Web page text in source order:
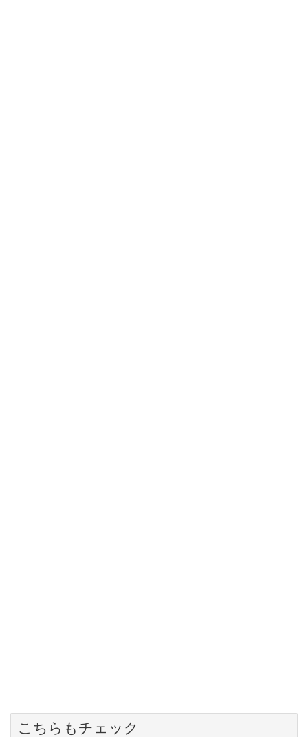
こちらもチェック